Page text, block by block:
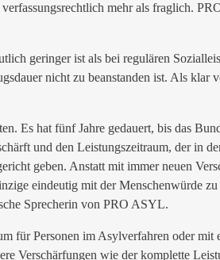
mehr als fraglich.
geringer ist als bei regulären
nicht zu beanstanden ist. Als klar
Es hat fünf Jahre gedauert, bis das
und den Leistungszeitraum, der in
geben. Anstatt mit immer neuen
eindeutig mit der Menschenwürde
Sprecherin von PRO ASYL.
für Personen im Asylverfahren oder
Verschärfungen wie der komplette